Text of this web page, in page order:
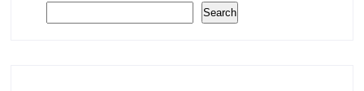
Search